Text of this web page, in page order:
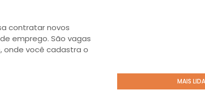
contratar novos
emprego. São vagas
você cadastra o
MAIS